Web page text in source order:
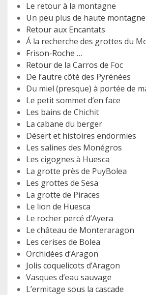
Le retour à la montagne
Un peu plus de haute montagne
Retour aux Encantats
Á la recherche des grottes du
Frison-Roche …
Retour de la Carros de Foc
De l’autre côté des Pyrénées
Du miel (presque) à portée de
Le petit sommet d’en face
Les bains de Chichit
La cabane du berger
Désert et histoires endormies
Les salines des Monégros
Les cigognes à Huesca
La grotte près de PuyBolea
Les grottes de Sesa
La grotte de Piraces
Le lion de Huesca
Le rocher percé d’Ayera
Le château de Monteraragon
Les cerises de Bolea
Orchidées d’Aragon
Jolis coquelicots d’Aragon
Vasques d’eau sauvage
L’ermitage sous la cascade